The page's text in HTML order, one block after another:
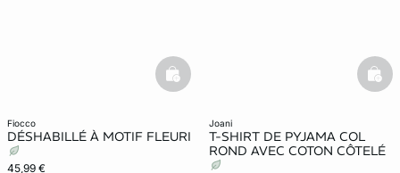
fiocco
DÉSHABILLÉ À MOTIF FLEURI
45,99 €
basketfull
joani
T-SHIRT DE PYJAMA COL
ROND AVEC COTON CÔTELÉ